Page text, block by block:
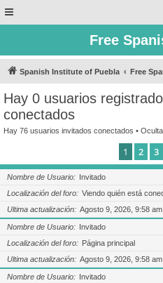
Free
Spanish Institute of Puebla Free
Hay 0 usuarios
conectados
Hay 76 usuarios invitados conectados •
1 2 3
Nombre de Usuario
Invitado
Localización del foro
Viendo quién está
Ultima actualización
Agosto 9, 2026, 9:58 am
Nombre de Usuario
Invitado
Localización del foro
Página principal
Ultima actualización
Agosto 9, 2026, 9:58 am
Nombre de Usuario
Invitado